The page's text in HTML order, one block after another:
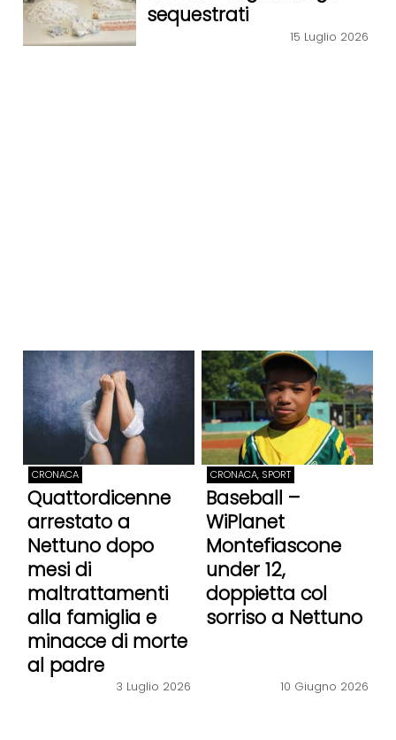
sequestrati
15 Luglio 2026
CRONACA
Quattordicenne
arrestato a
Nettuno dopo
mesi di
maltrattamenti
alla famiglia e
minacce di morte
al padre
3 Luglio 2026
CRONACA, SPORT
Baseball –
WiPlanet
Montefiascone
under 12,
doppietta col
sorriso a Nettuno
10 Giugno 2026